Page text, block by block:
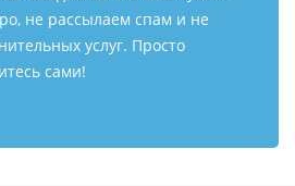
не рассылаем спам и не
услуг. Просто
сами!